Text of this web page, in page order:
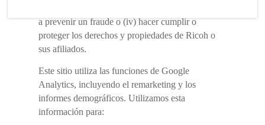
a prevenir un fraude o (iv) hacer cumplir o
proteger los derechos y propiedades de Ricoh o
sus afiliados.
Este sitio utiliza las funciones de Google
Analytics, incluyendo el remarketing y los
informes demográficos. Utilizamos esta
información para: